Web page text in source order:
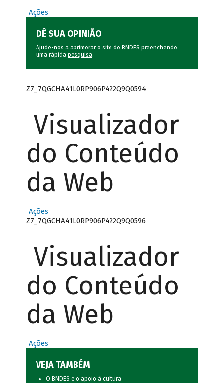
Ações
DÊ SUA OPINIÃO
Ajude-nos a aprimorar o site do BNDES preenchendo
uma rápida pesquisa.
Z7_7QGCHA41L0RP906P422Q9Q0594
Visualizador
do Conteúdo
da Web
Ações
Z7_7QGCHA41L0RP906P422Q9Q0596
Visualizador
do Conteúdo
da Web
Ações
VEJA TAMBÉM
O BNDES e o apoio à cultura